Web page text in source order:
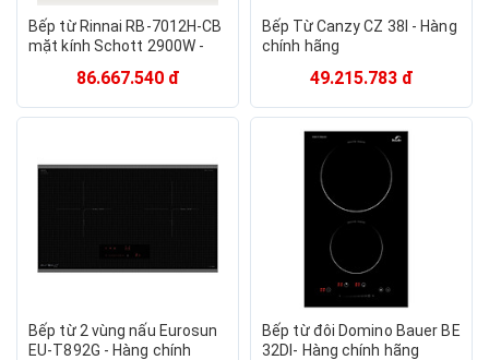
Bếp từ Rinnai RB-7012H-CB
mặt kính Schott 2900W -
86.667.540 đ
Bếp Từ Canzy CZ 38I - Hàng
chính hãng
49.215.783 đ
Bếp từ 2 vùng nấu Eurosun
EU-T892G - Hàng chính
Bếp từ đôi Domino Bauer BE
32DI- Hàng chính hãng